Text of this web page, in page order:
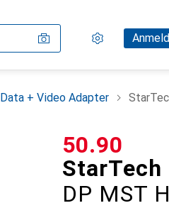
Einstellungen
Kundenkonto
Vergleichslisten
Merklisten
Warenkorb
Data + Video Adapter
StarTech
DP MST
CHF
50.90